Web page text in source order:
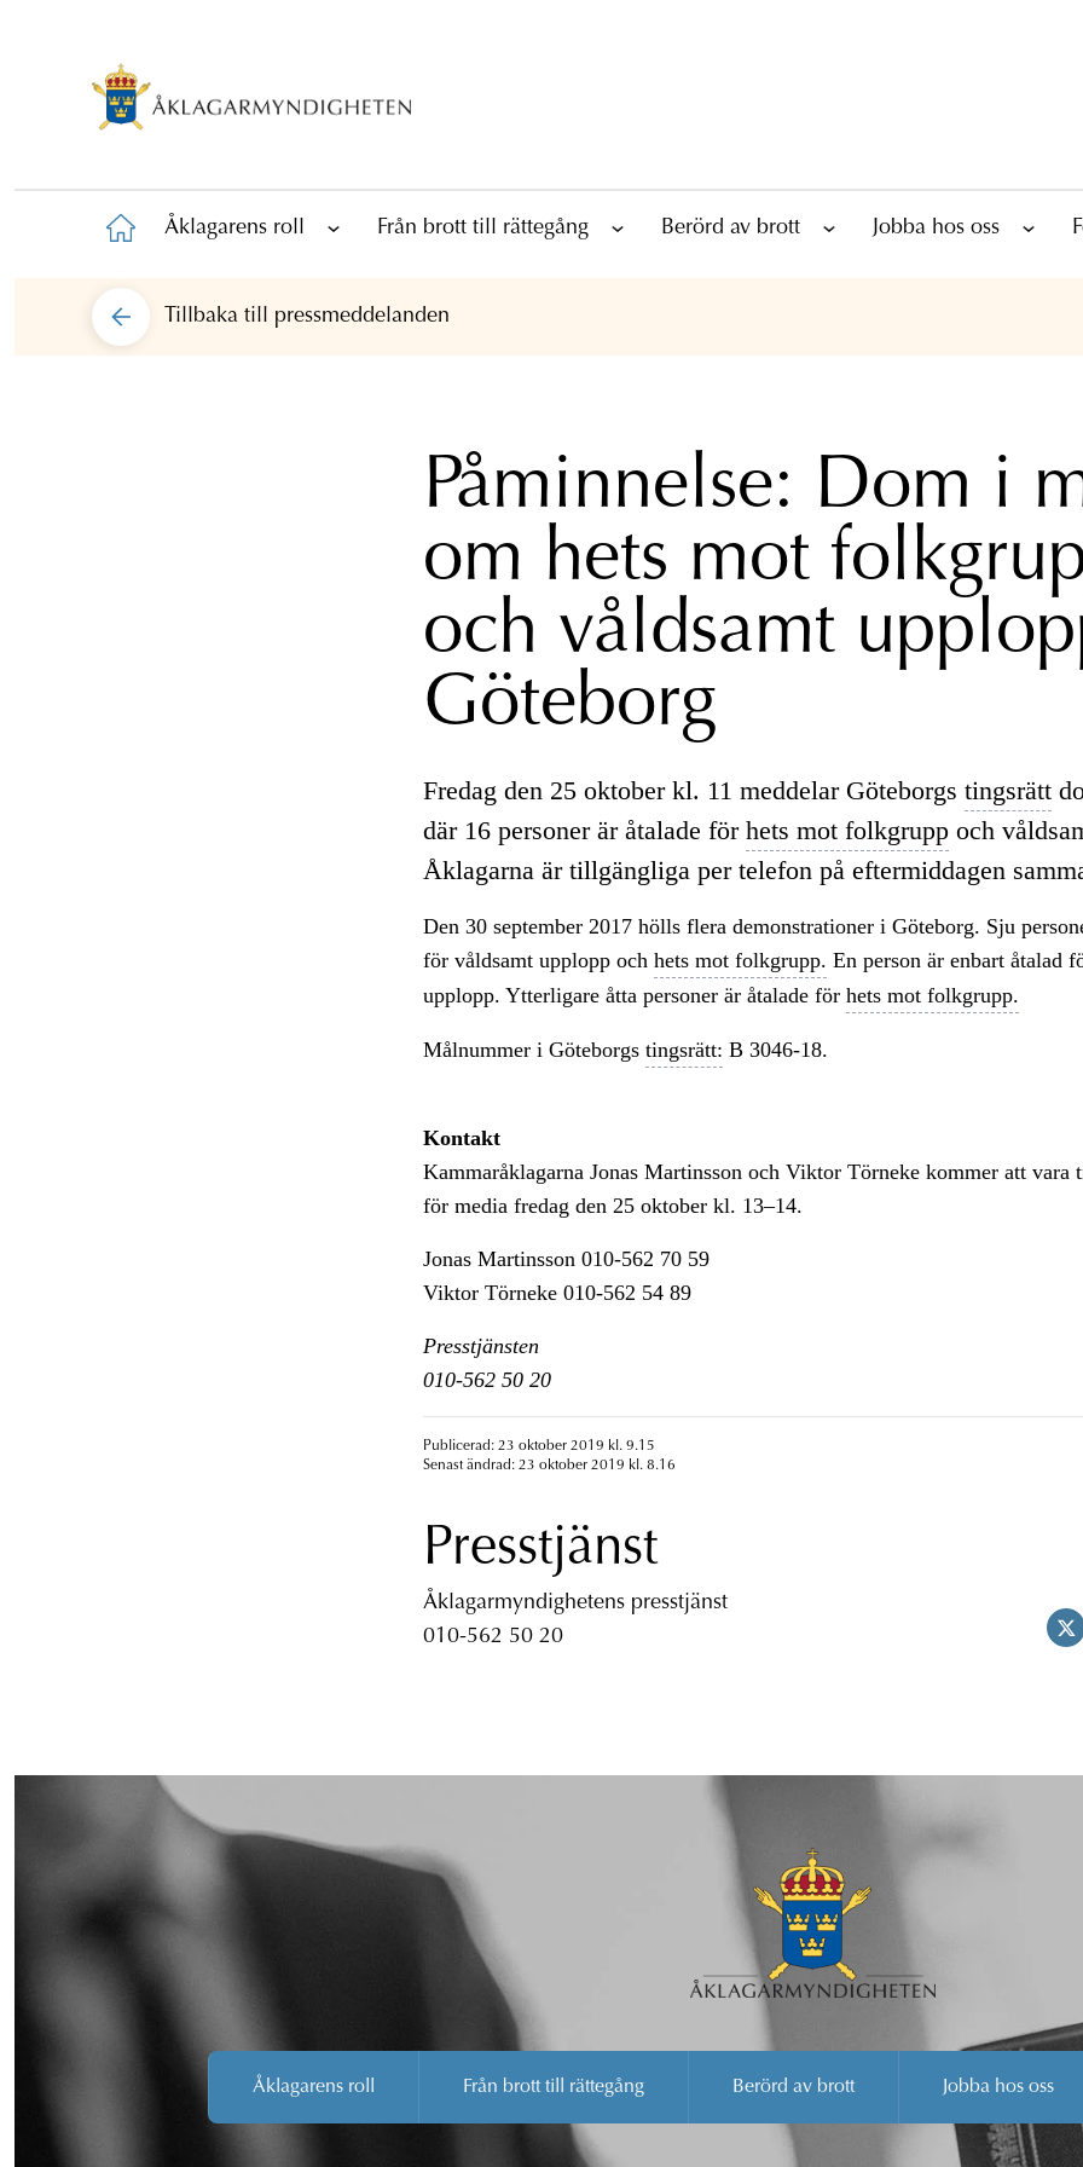
Åklagarens roll Från brott till rättegång Berörd av brott Jobba hos oss
Tillbaka till pressmeddelanden
Påminnelse: Dom i
om hets mot
och våldsamt
Göteborg
Fredag den 25 oktober kl. 11 meddelar Göteborgs tingsrätt
där 16 personer är åtalade för hets mot folkgruppoch
Åklagarna är tillgängliga per telefon på eftermiddagen
Den 30 september 2017 hölls flera demonstrationer i Göteborg. Sju
för våldsamt upplopp och hets mot folkgrupp. En person är enbart åtalad
upplopp. Ytterligare åtta personer är åtalade för hets mot folkgrupp.
Målnummer i Göteborgs tingsrätt: B 3046-18.
Kontakt
Kammaråklagarna Jonas Martinsson och Viktor Törneke kommer att vara
för media fredag den 25 oktober kl. 13–14.
Jonas Martinsson 010-562 70 59
Viktor Törneke 010-562 54 89
Presstjänsten
010-562 50 20
Publicerad: 23 oktober 2019 kl. 9.15
Senast ändrad: 23 oktober 2019 kl. 8.16
Presstjänst
Åklagarmyndighetens presstjänst
010-562 50 20
Åklagarens roll Från brott till rättegång Berörd av brott Jobba hos oss